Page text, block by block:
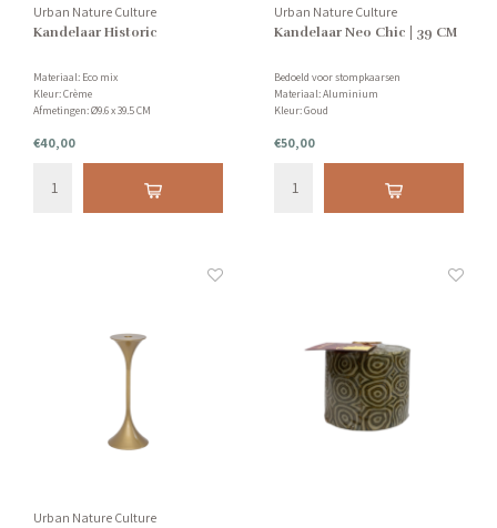
Urban Nature Culture
Kandelaar Historic
Materiaal: Eco mix
Kleur: Crème
Afmetingen: Ø9.6 x 39.5 CM
€40,00
Urban Nature Culture
Kandelaar Neo Chic | 39 CM
Bedoeld voor stompkaarsen
Materiaal: Aluminium
Kleur: Goud
€50,00
Urban Nature Culture